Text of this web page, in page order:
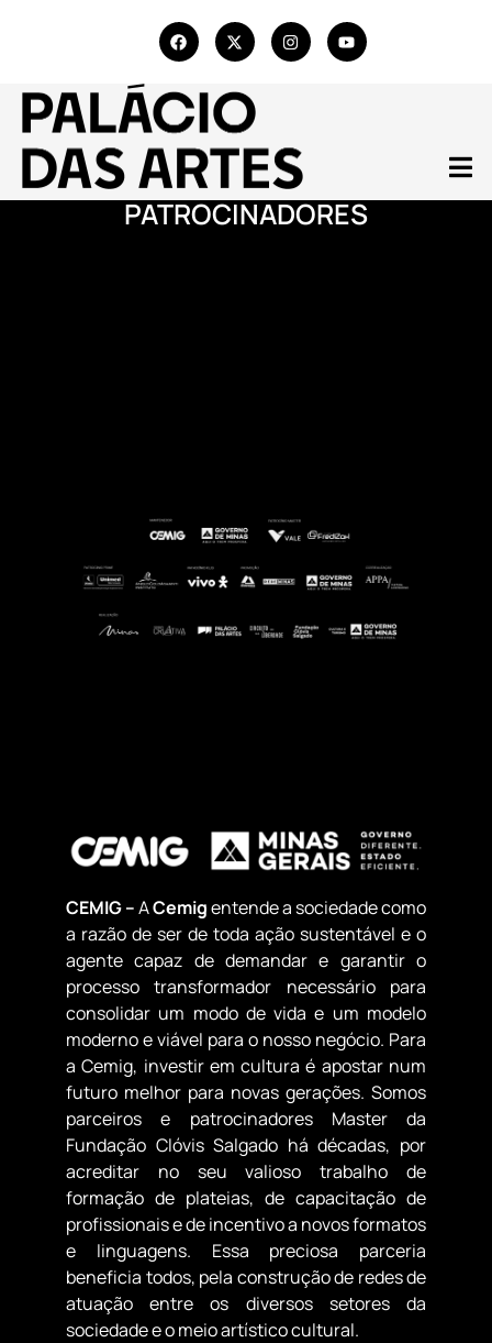
PATROCINADORES
CEMIG –ACemigentende a sociedade como
a razão de ser de toda ação sustentável e o
agente capaz de demandar e garantir o
processo transformador necessário para
consolidar um modo de vida e um modelo
moderno e viável para o nosso negócio. Para
a Cemig, investir em cultura é apostar num
futuro melhor para novas gerações. Somos
parceiros e patrocinadores Master da
Fundação Clóvis Salgado há décadas, por
acreditar no seu valioso trabalho de
formação de plateias, de capacitação de
profissionais e de incentivo a novos formatos
e linguagens. Essa preciosa parceria
beneficia todos, pela construção de redes de
atuação entre os diversos setores da
sociedade e o meio artístico cultural.